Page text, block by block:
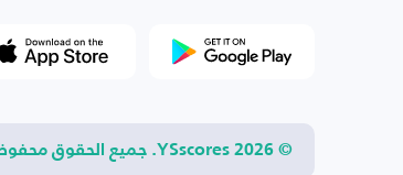
© 2026 YSscores. جميع الحقوق محفوظة.